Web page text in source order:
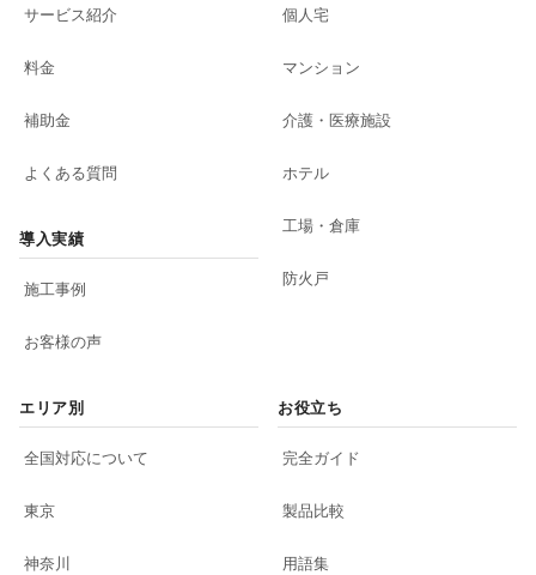
サービス紹介
料金
補助金
よくある質問
導入実績
施工事例
お客様の声
個人宅
マンション
介護・医療施設
ホテル
工場・倉庫
防火戸
エリア別
全国対応について
東京
神奈川
お役立ち
完全ガイド
製品比較
用語集